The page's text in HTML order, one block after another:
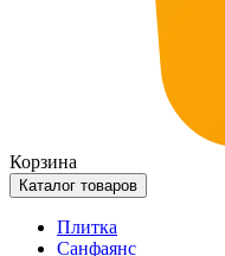
Корзина
Каталог товаров
Плитка
Санфаянс